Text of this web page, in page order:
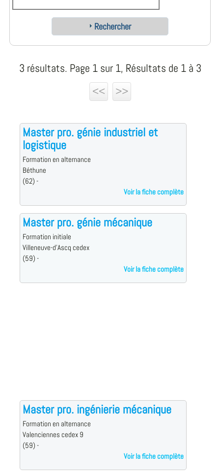
Rechercher
3 résultats. Page 1 sur 1, Résultats de 1 à 3
<<
>>
Master pro. génie industriel et
logistique
Formation en alternance
Béthune
(62) -
Voir la fiche complète
Master pro. génie mécanique
Formation initiale
Villeneuve-d'Ascq cedex
(59) -
Voir la fiche complète
Master pro. ingénierie mécanique
Formation en alternance
Valenciennes cedex 9
(59) -
Voir la fiche complète